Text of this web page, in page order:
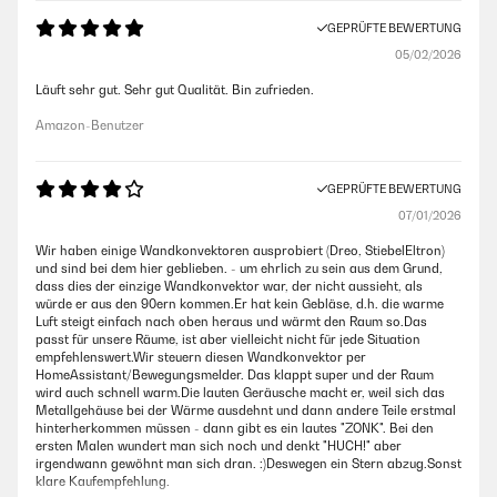
GEPRÜFTE BEWERTUNG
05/02/2026
Läuft sehr gut. Sehr gut Qualität. Bin zufrieden.
Amazon-Benutzer
GEPRÜFTE BEWERTUNG
07/01/2026
Wir haben einige Wandkonvektoren ausprobiert (Dreo, StiebelEltron)
und sind bei dem hier geblieben. - um ehrlich zu sein aus dem Grund,
dass dies der einzige Wandkonvektor war, der nicht aussieht, als
würde er aus den 90ern kommen.Er hat kein Gebläse, d.h. die warme
Luft steigt einfach nach oben heraus und wärmt den Raum so.Das
passt für unsere Räume, ist aber vielleicht nicht für jede Situation
empfehlenswert.Wir steuern diesen Wandkonvektor per
HomeAssistant/Bewegungsmelder. Das klappt super und der Raum
wird auch schnell warm.Die lauten Geräusche macht er, weil sich das
Metallgehäuse bei der Wärme ausdehnt und dann andere Teile erstmal
hinterherkommen müssen - dann gibt es ein lautes "ZONK". Bei den
ersten Malen wundert man sich noch und denkt "HUCH!" aber
irgendwann gewöhnt man sich dran. :)Deswegen ein Stern abzug.Sonst
klare Kaufempfehlung.